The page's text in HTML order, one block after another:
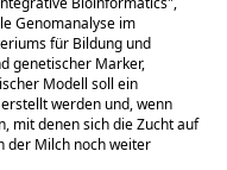
Genomanalyse im
für Bildung und
genetischer Marker,
Modell soll ein
werden und, wenn
mit denen sich die Zucht auf
der Milch noch weiter